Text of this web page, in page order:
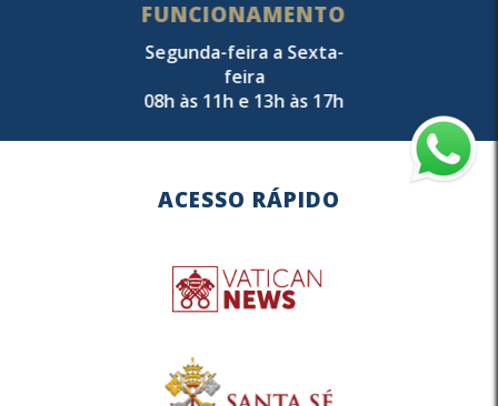
FUNCIONAMENTO
Segunda-feira a Sexta-
feira
08h às 11h e 13h às 17h
ACESSO RÁPIDO